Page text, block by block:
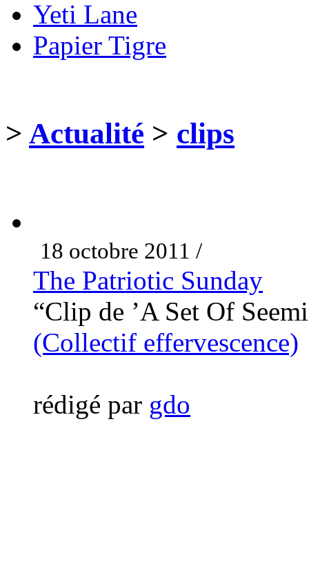
Yeti Lane
Papier Tigre
> Actualité > clips
18 octobre 2011 /
The Patriotic Sunday
“Clip de ’A Set Of
(Collectif effervescence)
rédigé par gdo